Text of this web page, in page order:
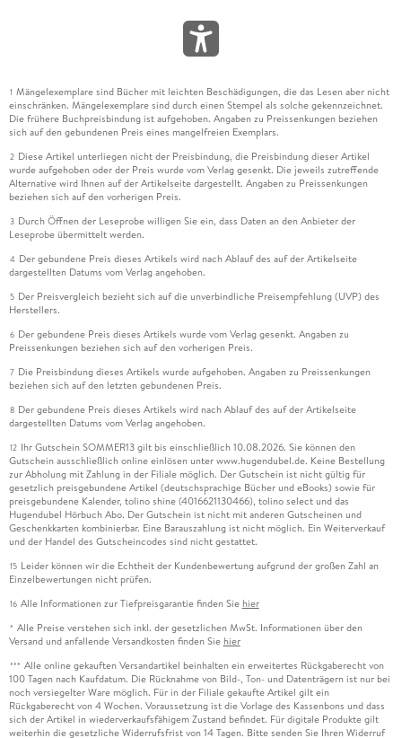
1 Mängelexemplare sind Bücher mit leichten Beschädigungen, die das Lesen aber nicht
einschränken. Mängelexemplare sind durch einen Stempel als solche gekennzeichnet.
Die frühere Buchpreisbindung ist aufgehoben. Angaben zu Preissenkungen beziehen
sich auf den gebundenen Preis eines mangelfreien Exemplars.
2 Diese Artikel unterliegen nicht der Preisbindung, die Preisbindung dieser Artikel
wurde aufgehoben oder der Preis wurde vom Verlag gesenkt. Die jeweils zutreffende
Alternative wird Ihnen auf der Artikelseite dargestellt. Angaben zu Preissenkungen
beziehen sich auf den vorherigen Preis.
3 Durch Öffnen der Leseprobe willigen Sie ein, dass Daten an den Anbieter der
Leseprobe übermittelt werden.
4 Der gebundene Preis dieses Artikels wird nach Ablauf des auf der Artikelseite
dargestellten Datums vom Verlag angehoben.
5 Der Preisvergleich bezieht sich auf die unverbindliche Preisempfehlung (UVP) des
Herstellers.
6 Der gebundene Preis dieses Artikels wurde vom Verlag gesenkt. Angaben zu
Preissenkungen beziehen sich auf den vorherigen Preis.
7 Die Preisbindung dieses Artikels wurde aufgehoben. Angaben zu Preissenkungen
beziehen sich auf den letzten gebundenen Preis.
8 Der gebundene Preis dieses Artikels wird nach Ablauf des auf der Artikelseite
dargestellten Datums vom Verlag angehoben.
12 Ihr Gutschein SOMMER13 gilt bis einschließlich 10.08.2026. Sie können den
Gutschein ausschließlich online einlösen unter www.hugendubel.de. Keine Bestellung
zur Abholung mit Zahlung in der Filiale möglich. Der Gutschein ist nicht gültig für
gesetzlich preisgebundene Artikel (deutschsprachige Bücher und eBooks) sowie für
preisgebundene Kalender, tolino shine (4016621130466), tolino select und das
Hugendubel Hörbuch Abo. Der Gutschein ist nicht mit anderen Gutscheinen und
Geschenkkarten kombinierbar. Eine Barauszahlung ist nicht möglich. Ein Weiterverkauf
und der Handel des Gutscheincodes sind nicht gestattet.
15 Leider können wir die Echtheit der Kundenbewertung aufgrund der großen Zahl an
Einzelbewertungen nicht prüfen.
16 Alle Informationen zur Tiefpreisgarantie finden Sie hier
* Alle Preise verstehen sich inkl. der gesetzlichen MwSt. Informationen über den
Versand und anfallende Versandkosten finden Sie hier
*** Alle online gekauften Versandartikel beinhalten ein erweitertes Rückgaberecht von
100 Tagen nach Kaufdatum. Die Rücknahme von Bild-, Ton- und Datenträgern ist nur bei
noch versiegelter Ware möglich. Für in der Filiale gekaufte Artikel gilt ein
Rückgaberecht von 4 Wochen. Voraussetzung ist die Vorlage des Kassenbons und dass
sich der Artikel in wiederverkaufsfähigem Zustand befindet. Für digitale Produkte gilt
weiterhin die gesetzliche Widerrufsfrist von 14 Tagen. Bitte senden Sie Ihren Widerruf